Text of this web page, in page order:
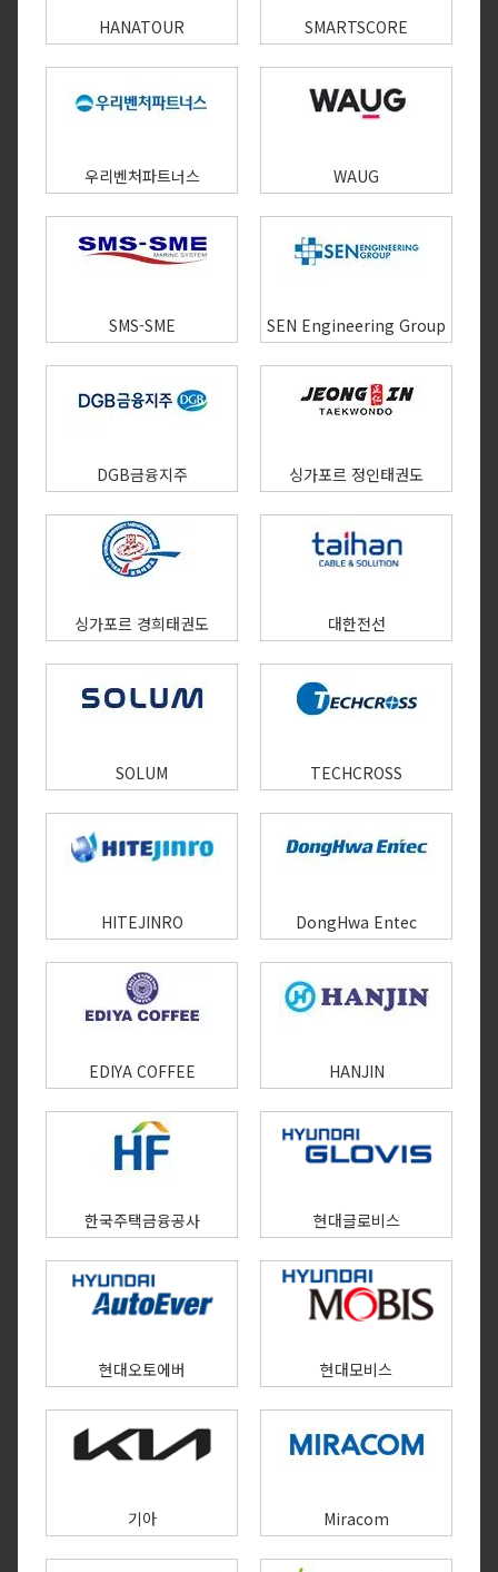
HANATOUR SMARTSCORE
우리벤처파트너스 WAUG
SMS-SME SEN Engineering Group
DGB금융지주 싱가포르 정인태권도
싱가포르 경희태권도 대한전선
SOLUM TECHCROSS
HITEJINRO DongHwa Entec
EDIYA COFFEE HANJIN
한국주택금융공사 현대글로비스
현대오토에버 현대모비스
기아 Miracom